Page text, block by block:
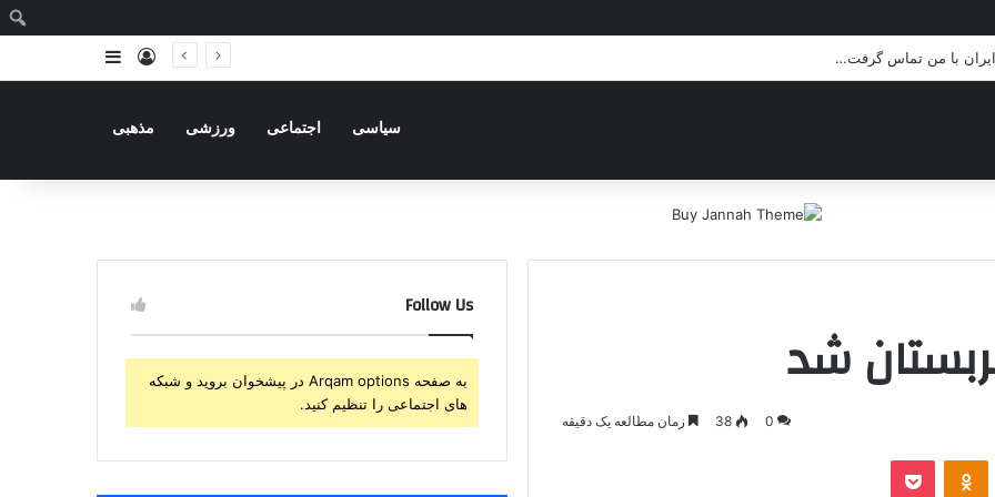
ایران با من تماس گرفت… ورودسایدبار
سیاسی اجتماعی ورزشی مذهبی
شد
0
38 زمان مطالعه یک دقیقه
Odnoklassniki
پاکت
Follow Us
به صفحه Arqam options در پیشخوان بروید و شبکه
های اجتماعی را تنظیم کنید.